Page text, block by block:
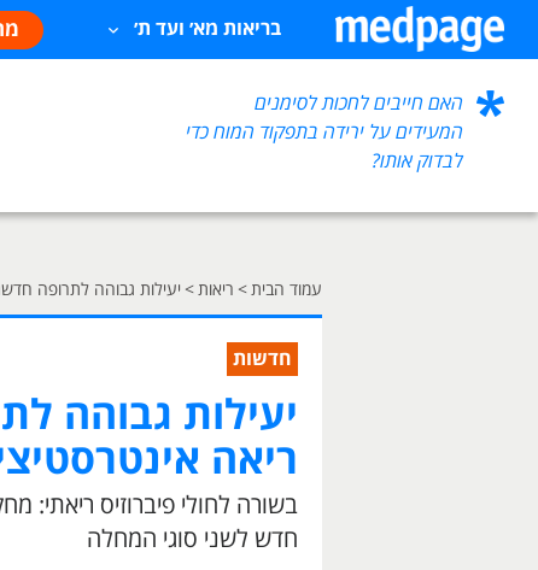
בריאות מא׳ ועד ת׳
האם חייבים לחכות לסימנים
המעידים על ירידה בתפקוד המוח כדי
לבדוק אותו?
עמוד הבית > ריאות > יעילות גבוהה לתרופה
חדשות
יעילות גבוהה
ריאה
בשורה לחולי פיברוזיס ריאתי:
חדש לשני סוגי המחלה